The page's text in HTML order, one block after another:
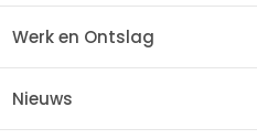
Werk en Ontslag
Nieuws